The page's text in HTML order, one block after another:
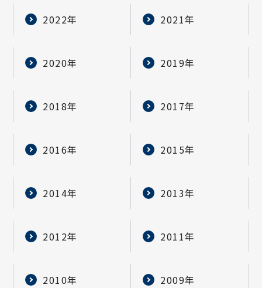
2022年 2021年
2020年 2019年
2018年 2017年
2016年 2015年
2014年 2013年
2012年 2011年
2010年 2009年